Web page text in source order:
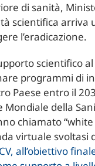
di sanità,
scientifica
l’eradicazione.
scientifico
programmi di
Paese entro il
della
chiamato “white
virtuale svoltasi
all’obiettivo